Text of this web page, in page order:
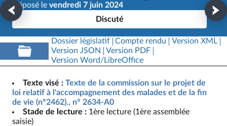
Déposé le vendredi 7 juin 2024
Discuté
Dossier législatif Compte rendu
Version XML
Version JSON
Version PDF
Version Word/LibreOffice
Texte visé : Texte de la commission sur le projet de
loi relatif à l'accompagnement des malades et de la fin
de vie (n°2462)., n° 2634-A0
Stade de lecture : 1ère lecture (1ère assemblée
saisie)